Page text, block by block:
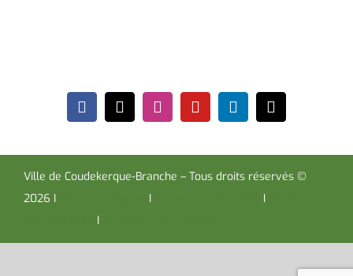
Ville de Coudekerque-Branche – Tous droits réservés ©
2026 I
I I
I